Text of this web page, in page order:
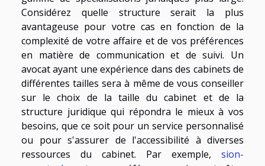
Considérez quelle structure serait la plus
avantageuse pour votre cas en fonction de la
complexité de votre affaire et de vos préférences
en matière de communication et de suivi. Un
avocat ayant une expérience dans des cabinets de
différentes tailles sera à même de vous conseiller
sur le choix de la taille du cabinet et de la
structure juridique qui répondra le mieux à vos
besoins, que ce soit pour un service personnalisé
ou pour s'assurer de l'accessibilité à diverses
ressources du cabinet. Par exemple, sion-